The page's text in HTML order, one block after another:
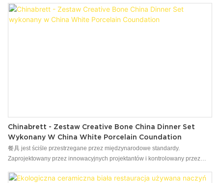
bólu, które od dawna nękają branżę. Produkty mają szeroką gamę
zastosowań w potrawach & Płyty.
Chinabrett - Zestaw Creative Bone China Dinner Set
Wykonany W China White Porcelain Coundation
餐具 jest ściśle przestrzegane przez międzynarodowe standardy.
Zaprojektowany przez innowacyjnych projektantów i kontrolowany przez
wykonany w Chinach ma atrakcyjny wygląd i może wytrzymać próbę czasu.